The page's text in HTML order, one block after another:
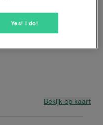
Bekijk op kaart
Yes! I do!